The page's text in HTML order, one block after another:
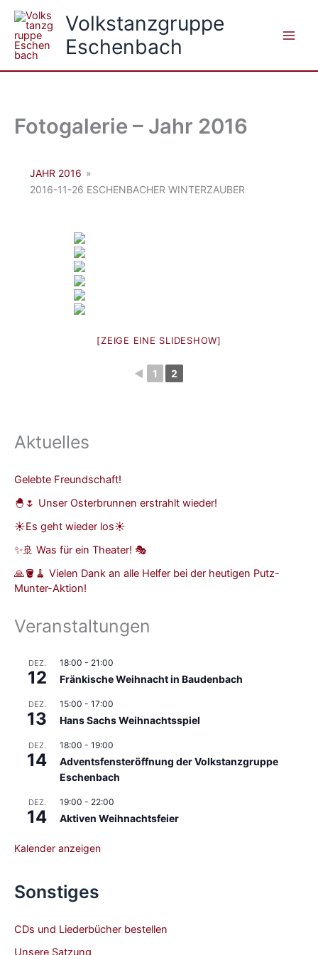
Zum
Inhalt
springen
Volkstanzgruppe
Eschenbach
Fotogalerie – Jahr 2016
JAHR 2016 »
2016-11-26 ESCHENBACHER WINTERZAUBER
[ZEIGE EINE SLIDESHOW]
◄ 1 2
Aktuelles
Gelebte Freundschaft!
🐣🌷 Unser Osterbrunnen erstrahlt wieder!
☀️Es geht wieder los☀️
✨🚢 Was für ein Theater! 🎭
🙏🪣🧹 Vielen Dank an alle Helfer bei der heutigen Putz-
Munter-Aktion!
Veranstaltungen
DEZ.
12
18:00 - 21:00
Fränkische Weihnacht in Baudenbach
DEZ.
13
15:00 - 17:00
Hans Sachs Weihnachtsspiel
DEZ.
14
18:00 - 19:00
Adventsfensteröffnung der Volkstanzgruppe
Eschenbach
DEZ.
14
19:00 - 22:00
Aktiven Weihnachtsfeier
Kalender anzeigen
Sonstiges
CDs und Liederbücher bestellen
Unsere Satzung